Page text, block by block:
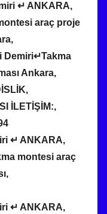
↵ ANKARA,
araç proje
Demiri↵Takma
Ankara,
İLETİŞİM:,
↵ ANKARA,
montesi araç
↵ ANKARA,